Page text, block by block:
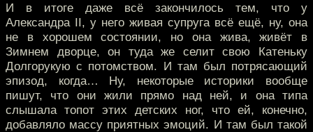
И в итоге даже всё закончилось тем, что у
Александра II, у него живая супруга всё ещё, ну, она
не в хорошем состоянии, но она жива, живёт в
Зимнем дворце, он туда же селит свою Катеньку
Долгорукую с потомством. И там был потрясающий
эпизод, когда… Ну, некоторые историки вообще
пишут, что они жили прямо над ней, и она типа
слышала топот этих детских ног, что ей, конечно,
добавляло массу приятных эмоций. И там был такой